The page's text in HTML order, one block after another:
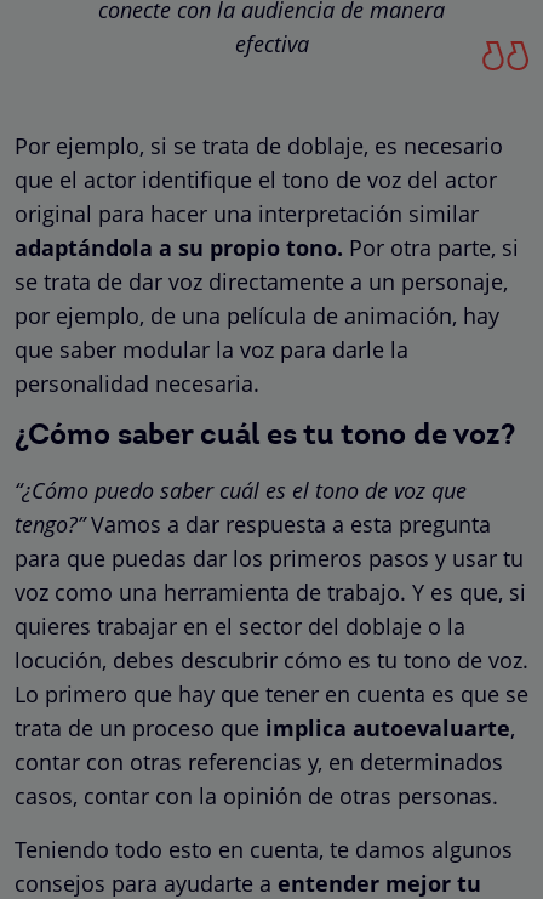
conecte con la audiencia de manera
efectiva
Por ejemplo, si se trata de doblaje, es necesario
que el actor identifique el tono de voz del actor
original para hacer una interpretación similar
adaptándola a su propio tono. Por otra parte, si
se trata de dar voz directamente a un personaje,
por ejemplo, de una película de animación, hay
que saber modular la voz para darle la
personalidad necesaria.
¿Cómo saber cuál es tu tono de voz?
“¿Cómo puedo saber cuál es el tono de voz que
tengo?”Vamos a dar respuesta a esta pregunta
para que puedas dar los primeros pasos y usar tu
voz como una herramienta de trabajo. Y es que, si
quieres trabajar en el sector del doblaje o la
locución, debes descubrir cómo es tu tono de voz.
Lo primero que hay que tener en cuenta es que se
trata de un proceso que implica autoevaluarte,
contar con otras referencias y, en determinados
casos, contar con la opinión de otras personas.
Teniendo todo esto en cuenta, te damos algunos
consejos para ayudarte a entender mejor tu